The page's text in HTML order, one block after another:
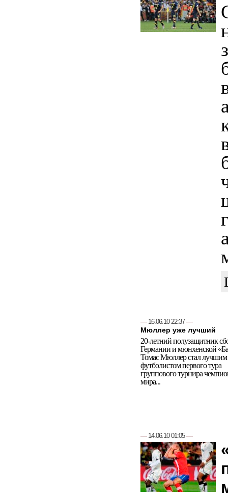
— 16.06.10 22:37—
Мюллер уже лучший
20-летний полузащитник
Германии и мюнхенской
Томас Мюллер стал лучшим
футболистом первого тура
группового турнира
мира...
— 14.06.10 01:05—